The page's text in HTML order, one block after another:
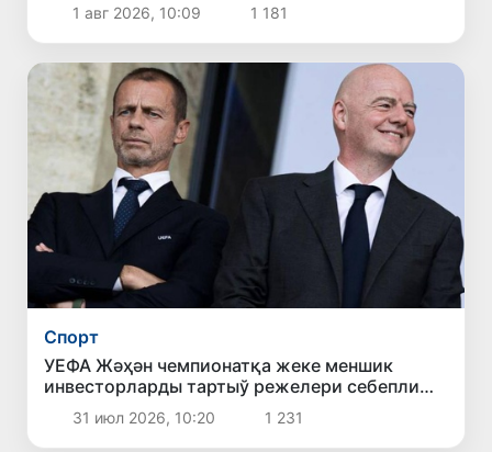
кешти
1 авг 2026, 10:09 1 181
Спорт
УЕФА Жәҳән чемпионатқа жеке меншик
инвесторларды тартыў режелери себепли
ФИФА турнирлерин бойкот етиўи мүмкин
екенлигин мәлим етти
31 июл 2026, 10:20 1 231